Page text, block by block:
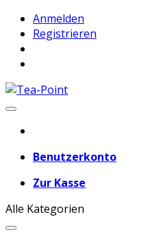
Anmelden
Registrieren
Benutzerkonto
Zur Kasse
Alle Kategorien